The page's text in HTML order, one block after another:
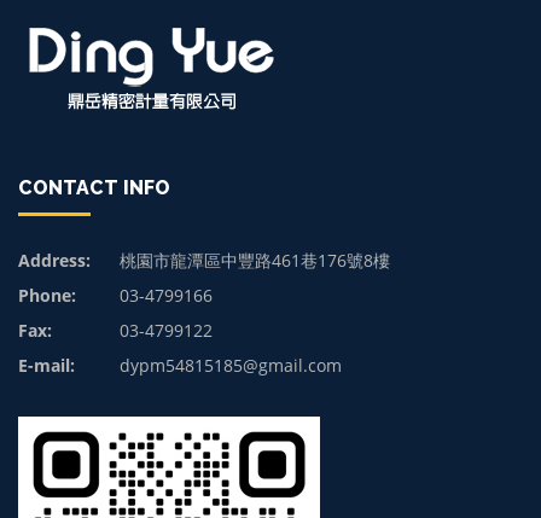
CONTACT INFO
Address:
桃園市龍潭區中豐路461巷176號8樓
Phone:
03-4799166
Fax:
03-4799122
E-mail:
dypm54815185@gmail.com